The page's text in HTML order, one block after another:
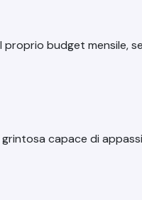
proprio budget mensile,
capace di